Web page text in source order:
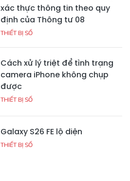
xác thực thông tin theo quy
định của Thông tư 08
THIẾT BỊ SỐ
Cách xử lý triệt để tình trạng
camera iPhone không chụp
được
THIẾT BỊ SỐ
Galaxy S26 FE lộ diện
THIẾT BỊ SỐ